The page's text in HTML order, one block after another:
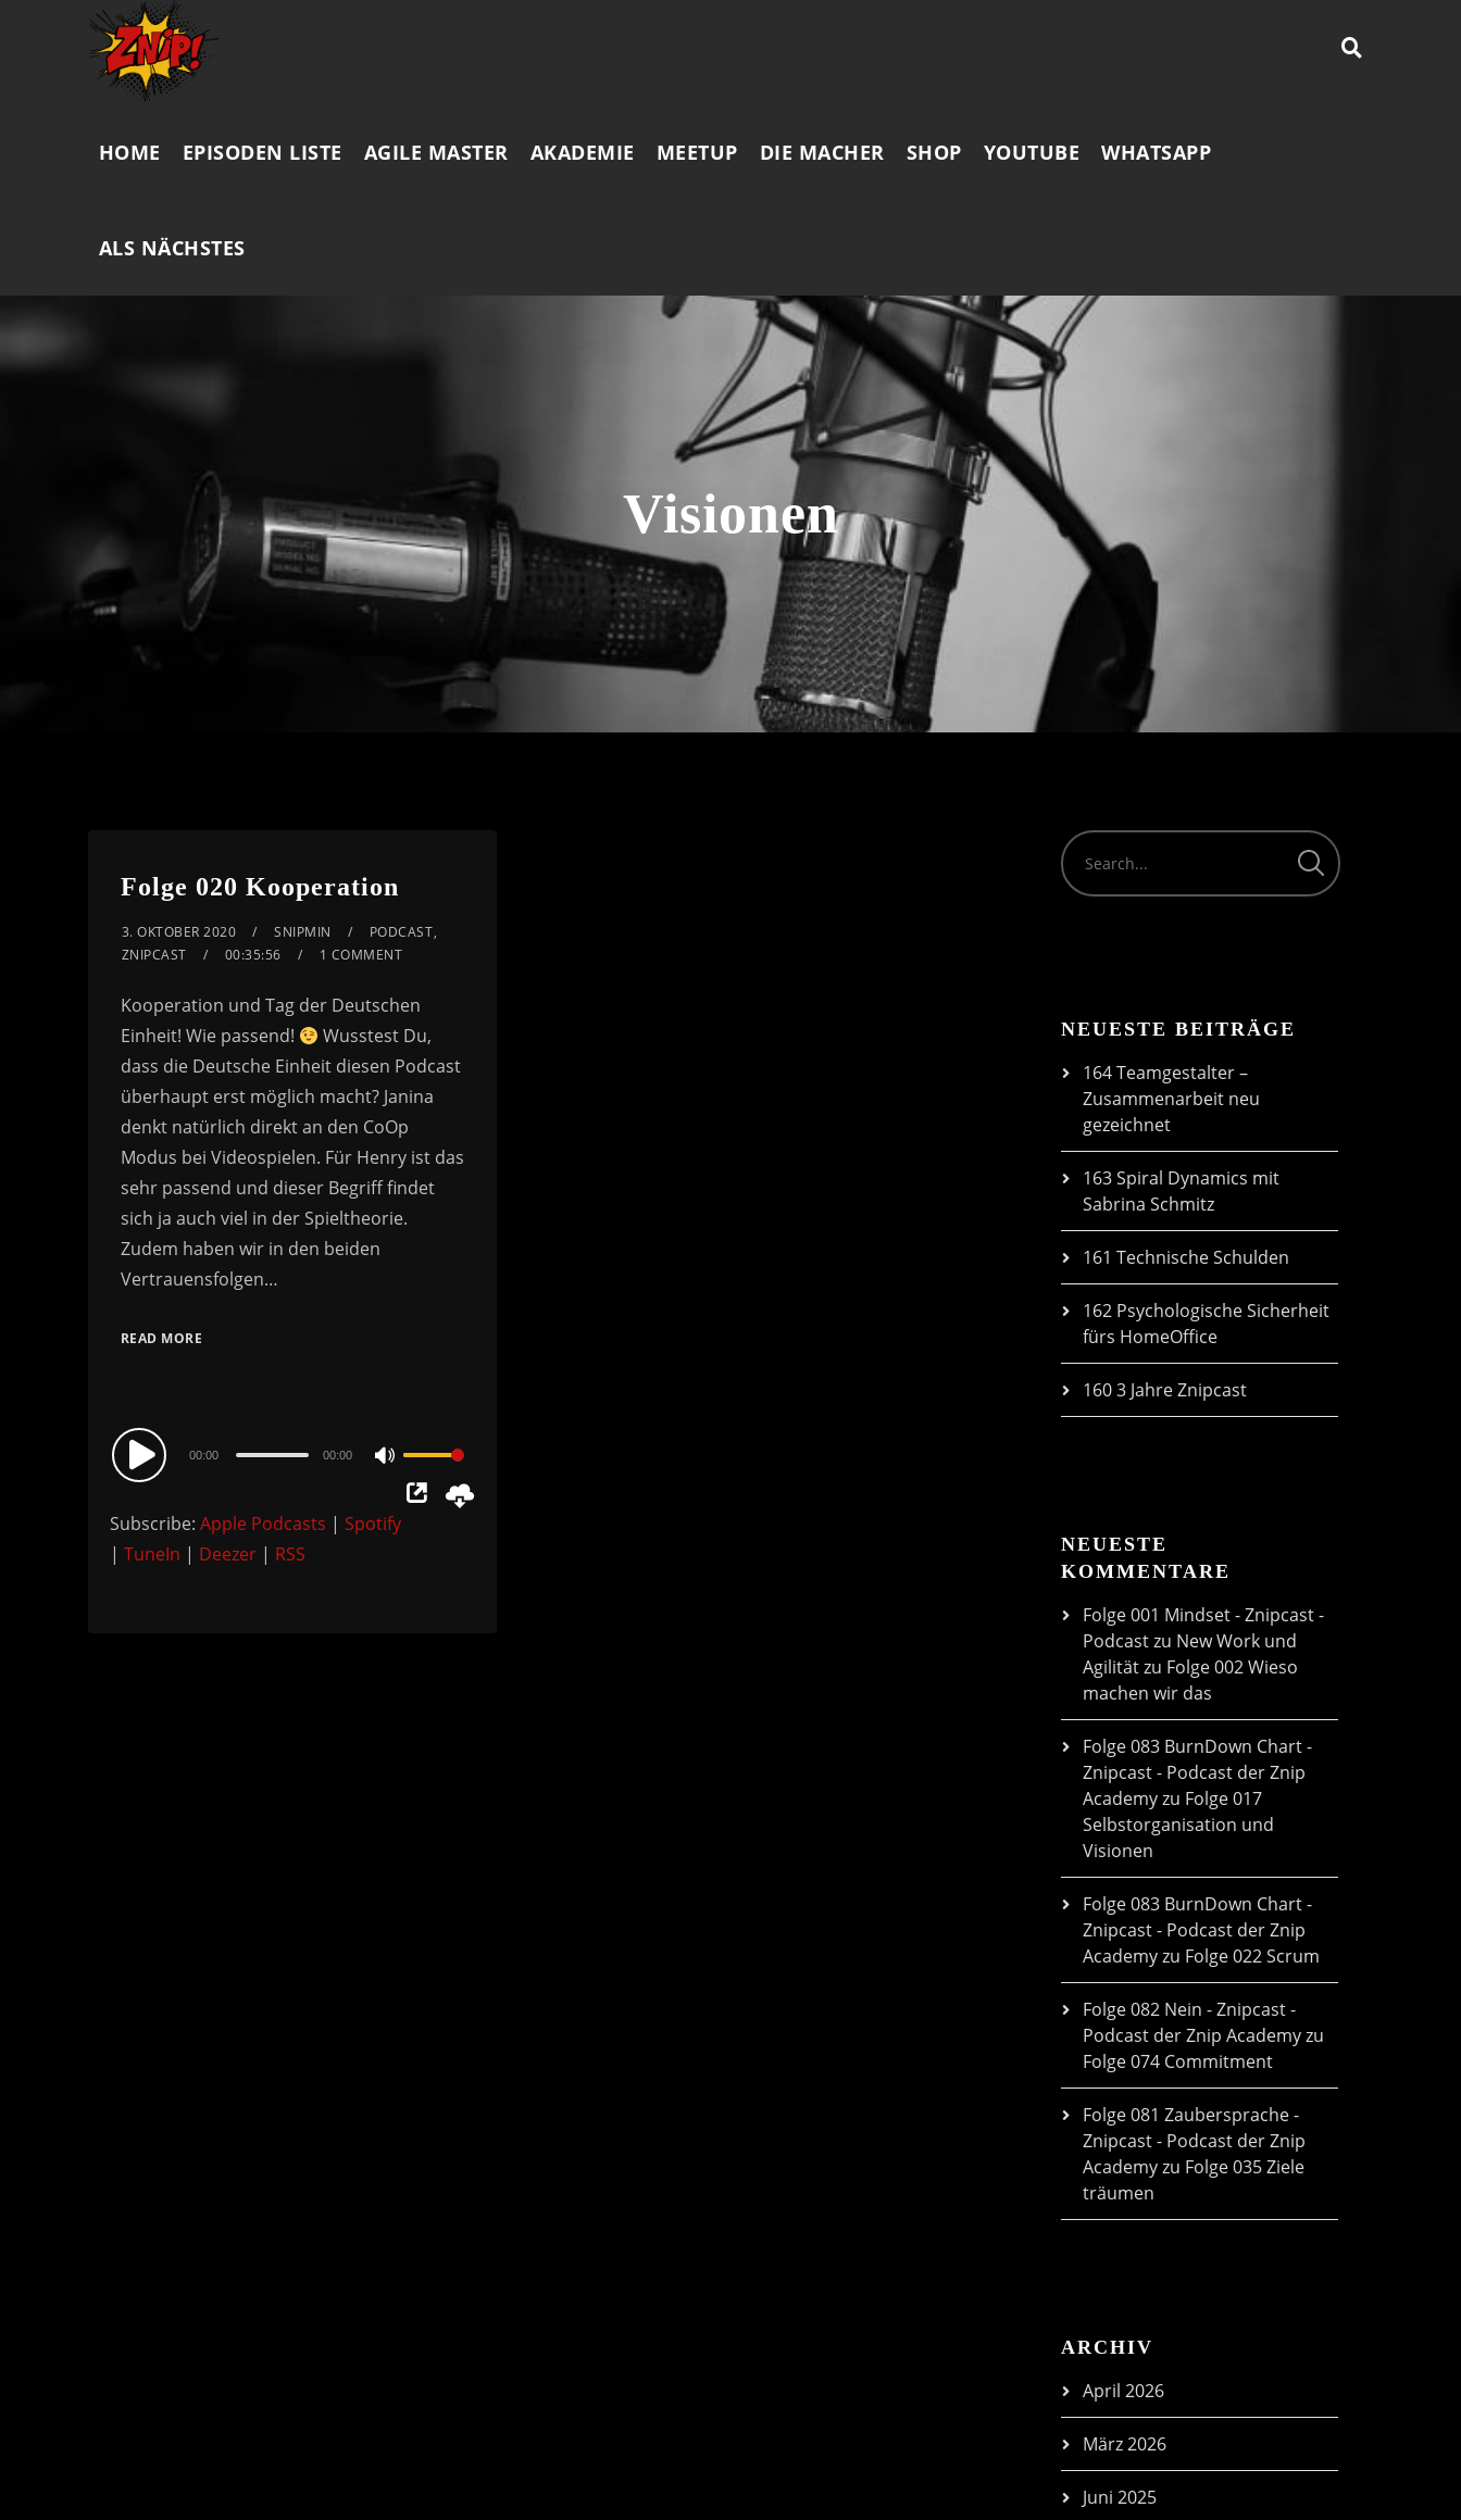
HOME EPISODEN LISTE AGILE MASTER AKADEMIE MEETUP DIE MACHER SHOP YOUTUBE WHATSAPP
ALS NÄCHSTES
Visionen
Folge 020 Kooperation
3. OKTOBER 2020 SNIPMIN PODCAST,
ZNIPCAST
00:35:56 1 COMMENT
Kooperation und Tag der Deutschen
Einheit! Wie passend!
Wusstest Du,
dass die Deutsche Einheit diesen Podcast
überhaupt erst möglich macht? Janina
denkt natürlich direkt an den CoOp
Modus bei Videospielen. Für Henry ist das
sehr passend und dieser Begriff findet
sich ja auch viel in der Spieltheorie.
Zudem haben wir in den beiden
Vertrauensfolgen…
READ MORE
Audio
Player
00:00 00:00
Up/Down
Subscribe: Apple Podcasts | Spotify
| TuneIn | Deezer| RSS
NEUESTE BEITRÄGE
164 Teamgestalter –
Zusammenarbeit neu
gezeichnet
163 Spiral Dynamics mit
Sabrina Schmitz
161 Technische Schulden
162 Psychologische Sicherheit
fürs HomeOffice
160 3 Jahre Znipcast
NEUESTE
KOMMENTARE
Folge 001 Mindset - Znipcast -
Podcast zu New Work und
Agilitätzu Folge 002 Wieso
machen wir das
Folge 083 BurnDown Chart -
Znipcast - Podcast der Znip
Academyzu Folge 017
Selbstorganisation und
Visionen
Folge 083 BurnDown Chart -
Znipcast - Podcast der Znip
Academyzu Folge 022 Scrum
Folge 082 Nein - Znipcast -
Podcast der Znip Academyzu
Folge 074 Commitment
Folge 081 Zaubersprache -
Znipcast - Podcast der Znip
Academyzu Folge 035 Ziele
träumen
ARCHIV
April 2026
März 2026
Juni 2025